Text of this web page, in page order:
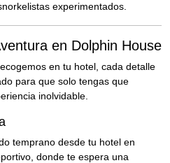
experimentados.
en Dolphin House
en tu hotel, cada detalle
para que solo tengas que
inolvidable.
temprano desde tu hotel en
donde te espera una